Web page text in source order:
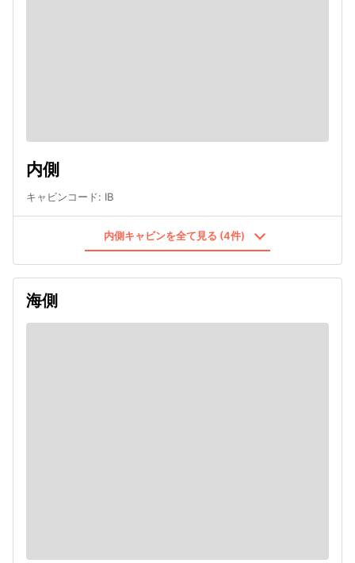
内側
キャビンコード: IB
内側キャビンを全て見る (4件)
海側